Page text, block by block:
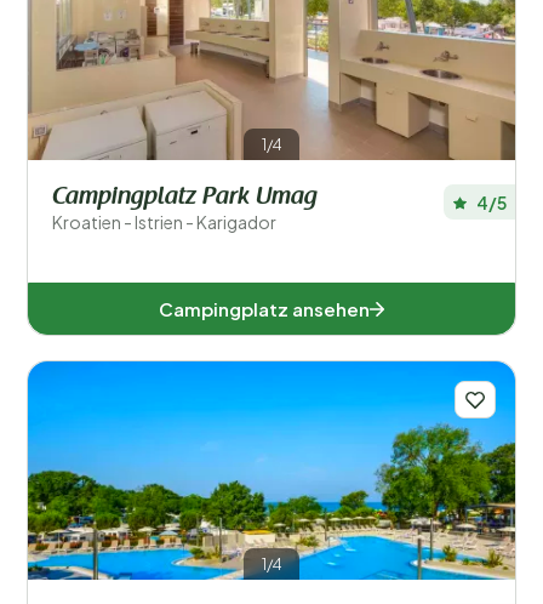
Dubrovnik-Neretva (1)
Istrien (17)
Küstenland-Bergland (11)
Split-Dalmatien (2)
Beliebte Filter
Schwimmen
Allgemein
Sport und Freizeit
1/4
Campingplatz Park Umag
Kroatien - Istrien - Karigador
4/5
Campingplatz ansehen
1/4